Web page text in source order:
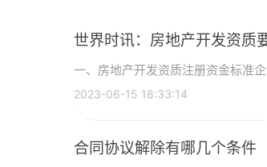
世界时讯：房地产开发资质
一、房地产开发资质注册资金标准
2023-06-15 18:33:14
合同协议解除有哪几个条件